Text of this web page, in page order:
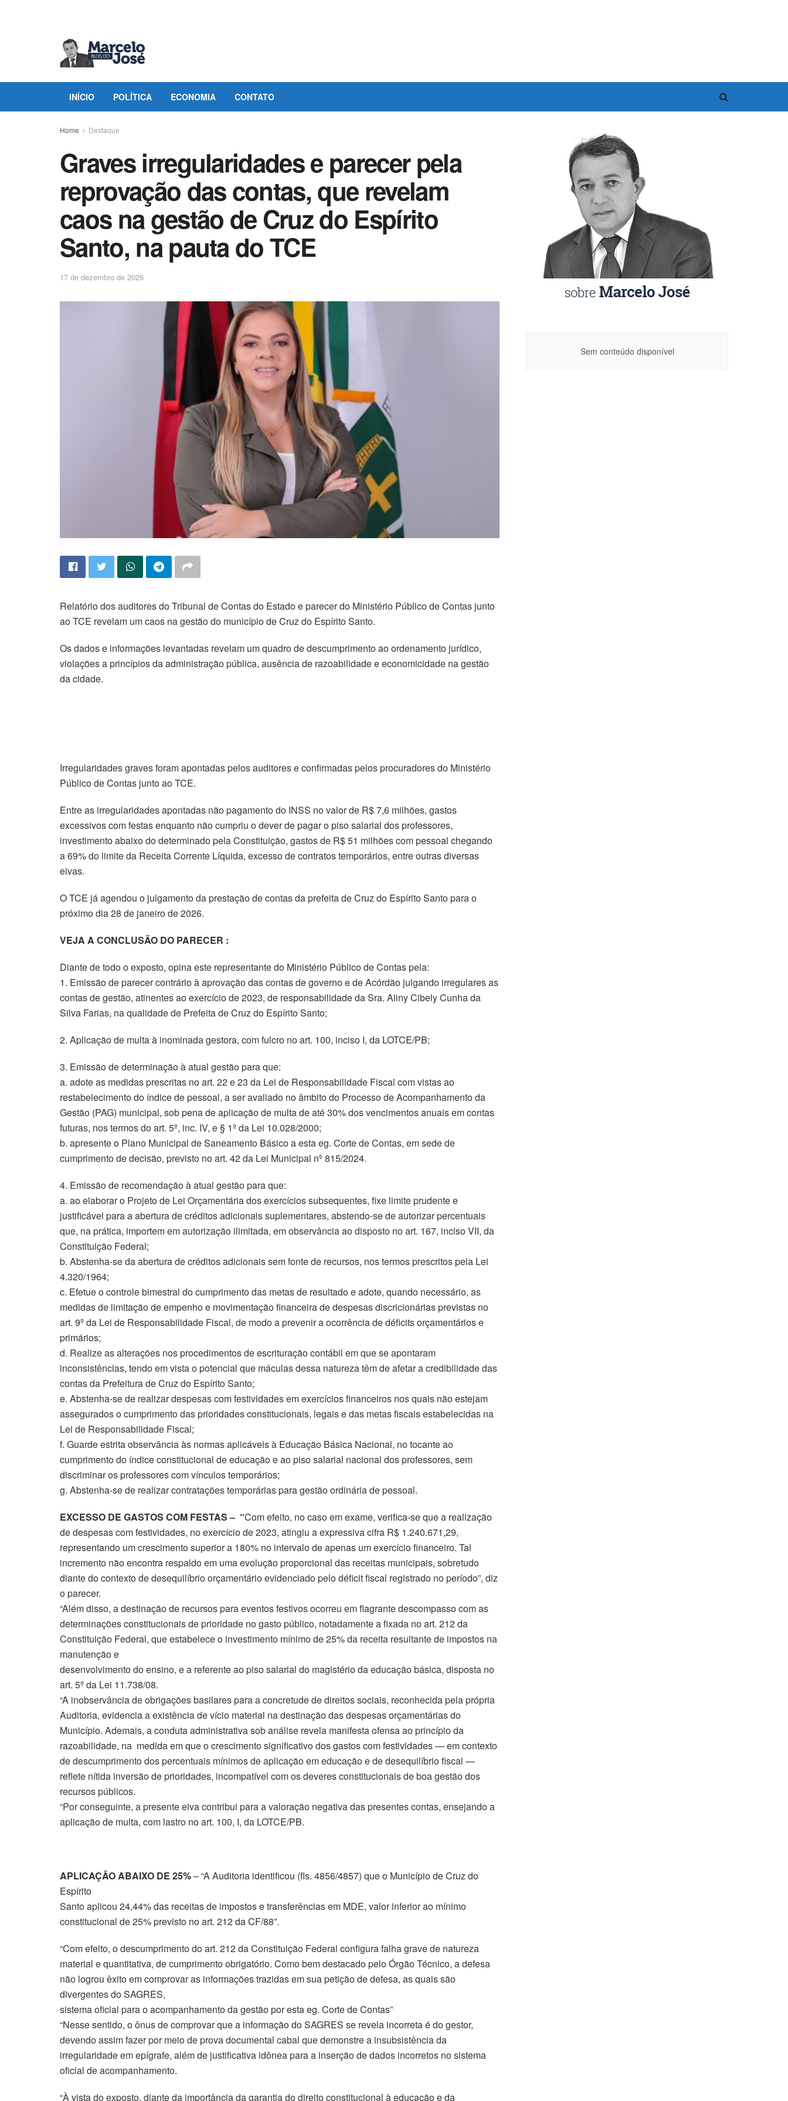
INÍCIO POLÍTICA ECONOMIA CONTATO
Home Destaque
Graves irregularidades e parecer pela
reprovação das contas, que revelam
caos na gestão de Cruz do Espírito
Santo, na pauta do TCE
17 de dezembro de 2025
Relatório dos auditores do Tribunal de Contas do Estado e parecer do Ministério Público de Contas junto
ao TCE revelam um caos na gestão do município de Cruz do Espírito Santo.
Os dados e informações levantadas revelam um quadro de descumprimento ao ordenamento jurídico,
violações a princípios da administração pública, ausência de razoabilidade e economicidade na gestão
da cidade.
Irregularidades graves foram apontadas pelos auditores e confirmadas pelos procuradores do Ministério
Público de Contas junto ao TCE.
Entre as irregularidades apontadas não pagamento do INSS no valor de R$ 7,6 milhões, gastos
excessivos com festas enquanto não cumpriu o dever de pagar o piso salarial dos professores,
investimento abaixo do determinado pela Constituição, gastos de R$ 51 milhões com pessoal chegando
a 69% do limite da Receita Corrente Líquida, excesso de contratos temporários, entre outras diversas
eivas.
O TCE já agendou o julgamento da prestação de contas da prefeita de Cruz do Espírito Santo para o
próximo dia 28 de janeiro de 2026.
VEJA A CONCLUSÃO DO PARECER :
Diante de todo o exposto, opina este representante do Ministério Público de Contas pela:
1. Emissão de parecer contrário à aprovação das contas de governo e de Acórdão julgando irregulares as
contas de gestão, atinentes ao exercício de 2023, de responsabilidade da Sra. Aliny Cibely Cunha da
Silva Farias, na qualidade de Prefeita de Cruz do Espírito Santo;
2. Aplicação de multa à inominada gestora, com fulcro no art. 100, inciso I, da LOTCE/PB;
3. Emissão de determinação à atual gestão para que:
a. adote as medidas prescritas no art. 22 e 23 da Lei de Responsabilidade Fiscal com vistas ao
restabelecimento do índice de pessoal, a ser avaliado no âmbito do Processo de Acompanhamento da
Gestão (PAG) municipal, sob pena de aplicação de multa de até 30% dos vencimentos anuais em contas
futuras, nos termos do art. 5º, inc. IV, e § 1º da Lei 10.028/2000;
b. apresente o Plano Municipal de Saneamento Básico a esta eg. Corte de Contas, em sede de
cumprimento de decisão, previsto no art. 42 da Lei Municipal nº 815/2024.
4. Emissão de recomendação à atual gestão para que:
a. ao elaborar o Projeto de Lei Orçamentária dos exercícios subsequentes, fixe limite prudente e
justificável para a abertura de créditos adicionais suplementares, abstendo-se de autorizar percentuais
que, na prática, importem em autorização ilimitada, em observância ao disposto no art. 167, inciso VII, da
Constituição Federal;
b. Abstenha-se da abertura de créditos adicionais sem fonte de recursos, nos termos prescritos pela Lei
4.320/1964;
c. Efetue o controle bimestral do cumprimento das metas de resultado e adote, quando necessário, as
medidas de limitação de empenho e movimentação financeira de despesas discricionárias previstas no
art. 9º da Lei de Responsabilidade Fiscal, de modo a prevenir a ocorrência de déficits orçamentários e
primários;
d. Realize as alterações nos procedimentos de escrituração contábil em que se apontaram
inconsistências, tendo em vista o potencial que máculas dessa natureza têm de afetar a credibilidade das
contas da Prefeitura de Cruz do Espírito Santo;
e. Abstenha-se de realizar despesas com festividades em exercícios financeiros nos quais não estejam
assegurados o cumprimento das prioridades constitucionais, legais e das metas fiscais estabelecidas na
Lei de Responsabilidade Fiscal;
f. Guarde estrita observância às normas aplicáveis à Educação Básica Nacional, no tocante ao
cumprimento do índice constitucional de educação e ao piso salarial nacional dos professores, sem
discriminar os professores com vínculos temporários;
g. Abstenha-se de realizar contratações temporárias para gestão ordinária de pessoal.
EXCESSO DE GASTOS COM FESTAS – “Com efeito, no caso em exame, verifica-se que a realização
de despesas com festividades, no exercício de 2023, atingiu a expressiva cifra R$ 1.240.671,29,
representando um crescimento superior a 180% no intervalo de apenas um exercício financeiro. Tal
incremento não encontra respaldo em uma evolução proporcional das receitas municipais, sobretudo
diante do contexto de desequilíbrio orçamentário evidenciado pelo déficit fiscal registrado no período”, diz
o parecer.
“Além disso, a destinação de recursos para eventos festivos ocorreu em flagrante descompasso com as
determinações constitucionais de prioridade no gasto público, notadamente a fixada no art. 212 da
Constituição Federal, que estabelece o investimento mínimo de 25% da receita resultante de impostos na
manutenção e
desenvolvimento do ensino, e a referente ao piso salarial do magistério da educação básica, disposta no
art. 5º da Lei 11.738/08.
“A inobservância de obrigações basilares para a concretude de direitos sociais, reconhecida pela própria
Auditoria, evidencia a existência de vício material na destinação das despesas orçamentárias do
Município. Ademais, a conduta administrativa sob análise revela manifesta ofensa ao princípio da
razoabilidade, na medida em que o crescimento significativo dos gastos com festividades — em contexto
de descumprimento dos percentuais mínimos de aplicação em educação e de desequilíbrio fiscal —
reflete nítida inversão de prioridades, incompatível com os deveres constitucionais de boa gestão dos
recursos públicos.
“Por conseguinte, a presente eiva contribui para a valoração negativa das presentes contas, ensejando a
aplicação de multa, com lastro no art. 100, I, da LOTCE/PB.
APLICAÇÃO ABAIXO DE 25%– “A Auditoria identificou (fls. 4856/4857) que o Município de Cruz do
Espírito
Santo aplicou 24,44% das receitas de impostos e transferências em MDE, valor inferior ao mínimo
constitucional de 25% previsto no art. 212 da CF/88”.
“Com efeito, o descumprimento do art. 212 da Constituição Federal configura falha grave de natureza
material e quantitativa, de cumprimento obrigatório. Como bem destacado pelo Órgão Técnico, a defesa
não logrou êxito em comprovar as informações trazidas em sua petição de defesa, as quais são
divergentes do SAGRES,
sistema oficial para o acompanhamento da gestão por esta eg. Corte de Contas”
“Nesse sentido, o ônus de comprovar que a informação do SAGRES se revela incorreta é do gestor,
devendo assim fazer por meio de prova documental cabal que demonstre a insubsistência da
irregularidade em epígrafe, além de justificativa idônea para a inserção de dados incorretos no sistema
oficial de acompanhamento.
“À vista do exposto, diante da importância da garantia do direito constitucional à educação e da
Sem conteúdo disponível